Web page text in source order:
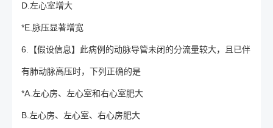
D.左心室增大
*E.脉压显著增宽
6.【假设信息】此病例的动脉导管未闭的分流量较大，且已伴
有肺动脉高压时，下列正确的是
*A.左心房、左心室和右心室肥大
B.左心房、左心室、右心房肥大